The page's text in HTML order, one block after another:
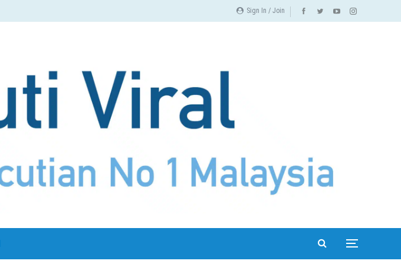
Sign In / Join